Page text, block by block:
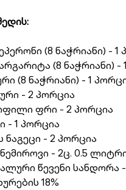
(8 ნაჭრიანი) - 1
(8 ნაჭრიანი) -
(8 ნაჭრიანი) - 1
- 2 პორცია
ფრი - 2 პორცია
- 1 პორცია
ნაგეცი - 2 პორცია
- 2ც. 0.5
წევენი სანდორა
18%